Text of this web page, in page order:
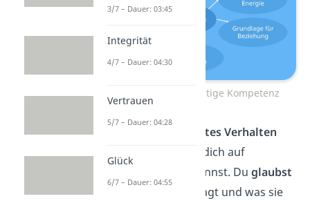
Vertrauen ist eine wichtige Kompetenz
Vertrauen ist ein
erlerntes Verhalten
und bedeutet, dass du dich auf
kannst. Du glaubst
einer Person, was sie sagt und was sie
3/7 – Dauer: 03:45
Integrität
4/7 – Dauer: 04:30
Vertrauen
5/7 – Dauer: 04:28
Glück
6/7 – Dauer: 04:55